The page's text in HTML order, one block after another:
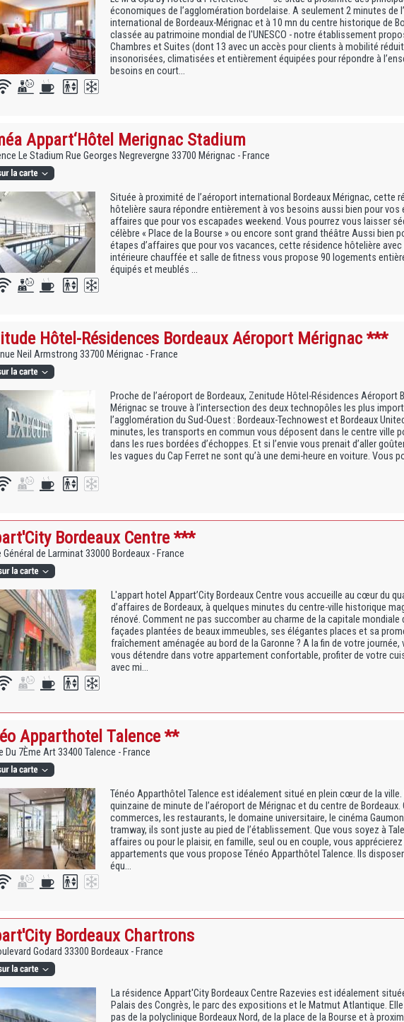
économiques de l’agglomération bordelaise. A seulement 2 minutes de
international de Bordeaux-Mérignac et à 10 mn du centre historique de
classée au patrimoine mondial de l'UNESCO - notre établissement
Chambres et Suites (dont 13 avec un accès pour clients à mobilité
insonorisées, climatisées et entièrement équipées pour répondre à
besoins en court...
Appart‘Hôtel Merignac Stadium
Le Stadium Rue Georges Negrevergne 33700 Mérignac - France
Située à proximité de l’aéroport international Bordeaux Mérignac, cette
hôtelière saura répondre entièrement à vos besoins aussi bien pour vos
affaires que pour vos escapades weekend. Vous pourrez vous laisser
célèbre « Place de la Bourse » ou encore sont grand théâtre Aussi bien
étapes d’affaires que pour vos vacances, cette résidence hôtelière avec
intérieure chauffée et salle de fitness vous propose 90 logements
équipés et meublés ...
Hôtel-Résidences Bordeaux Aéroport Mérignac ***
Neil Armstrong 33700 Mérignac - France
Proche de l’aéroport de Bordeaux, Zenitude Hôtel-Résidences Aéroport
Mérignac se trouve à l’intersection des deux technopôles les plus
l’agglomération du Sud-Ouest : Bordeaux-Technowest et Bordeaux
minutes, les transports en commun vous déposent dans le centre ville
dans les rues bordées d’échoppes. Et si l’envie vous prenait d’aller
les vagues du Cap Ferret ne sont qu’à une demi-heure en voiture. Vous
Bordeaux Centre ***
Général de Larminat 33000 Bordeaux - France
L'appart hotel Appart’City Bordeaux Centre vous accueille au cœur du
d’affaires de Bordeaux, à quelques minutes du centre-ville historique
rénové. Comment ne pas succomber au charme de la capitale mondiale
façades plantées de beaux immeubles, ses élégantes places et sa
fraîchement aménagée au bord de la Garonne ? A la fin de votre journée,
vous détendre dans votre appartement confortable, profiter de votre
avec mi...
Apparthotel Talence **
Du 7Ème Art 33400 Talence - France
Ténéo Apparthôtel Talence est idéalement situé en plein cœur de la ville.
quinzaine de minute de l’aéroport de Mérignac et du centre de Bordeaux.
commerces, les restaurants, le domaine universitaire, le cinéma
tramway, ils sont juste au pied de l’établissement. Que vous soyez à
affaires ou pour le plaisir, en famille, seul ou en couple, vous apprécierez
appartements que vous propose Ténéo Apparthôtel Talence. Ils
équ...
Bordeaux Chartrons
Godard 33300 Bordeaux - France
La résidence Appart'City Bordeaux Centre Razevies est idéalement
Palais des Congrès, le parc des expositions et le Matmut Atlantique.
pas de la polyclinique Bordeaux Nord, de la place de la Bourse et à